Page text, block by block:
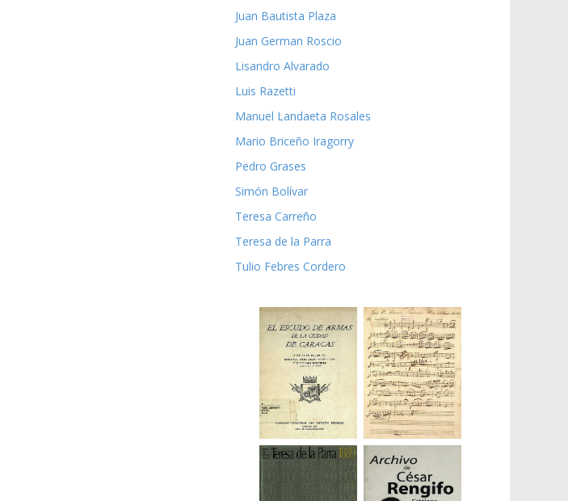
Juan Bautista Plaza
Juan German Roscio
Lisandro Alvarado
Luis Razetti
Manuel Landaeta Rosales
Mario Briceño Iragorry
Pedro Grases
Simón Bolívar
Teresa Carreño
Teresa de la Parra
Tulio Febres Cordero